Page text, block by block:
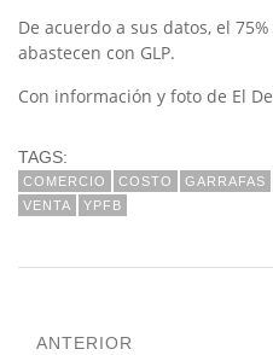
De acuerdo a sus datos, el
abastecen con GLP.
Con información y foto de El
TAGS:
COMERCIO COSTO GARRAFAS
VENTA
YPFB
ANTERIOR